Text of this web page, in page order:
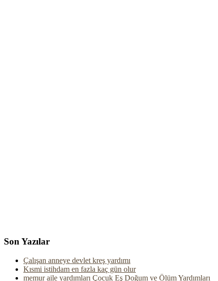
Son Yazılar
Çalışan anneye devlet kreş yardımı
Kısmi istihdam en fazla kaç gün olur
memur aile yardımları Çocuk Eş Doğum ve Ölüm Yardımları